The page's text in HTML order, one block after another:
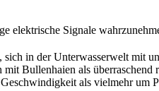
elektrische Signale
in der Unterwasserwelt mit
Bullenhaien als überraschend
als vielmehr um